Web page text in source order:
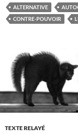
ALTERNATIVE
CONTRE-POUVOIR
TEXTE RELAYÉ